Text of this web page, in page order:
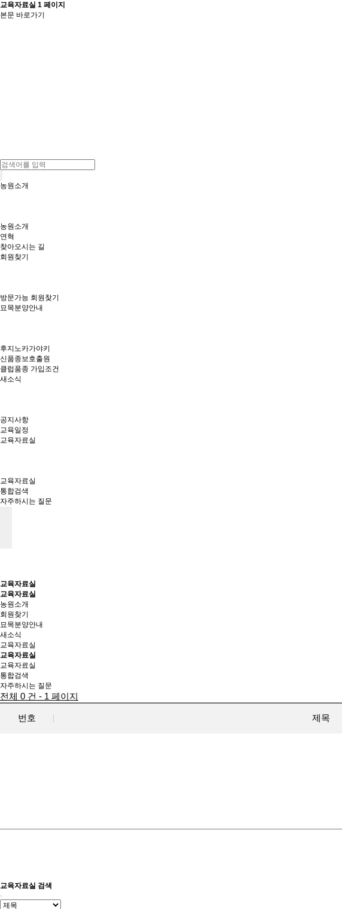
교육자료실 1 페이지
본문 바로가기
농원소개
농원소개
연혁
찾아오시는 길
회원찾기
방문가능 회원찾기
묘목분양안내
후지노카가야키
신품종보호출원
클럽품종 가입조건
새소식
공지사항
교육일정
교육자료실
교육자료실
통합검색
자주하시는 질문
교육자료실
교육자료실
농원소개
회원찾기
묘목분양안내
새소식
교육자료실
교육자료실
교육자료실
통합검색
자주하시는 질문
전체 0 건 - 1 페이지
번호 제목
교육자료실 검색